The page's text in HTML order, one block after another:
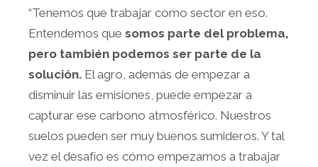
“Tenemos que trabajar como sector en eso.
Entendemos que somos parte del problema,
pero también podemos ser parte de la
solución. El agro, además de empezar a
disminuir las emisiones, puede empezar a
capturar ese carbono atmosférico. Nuestros
suelos pueden ser muy buenos sumideros. Y tal
vez el desafío es cómo empezamos a trabajar